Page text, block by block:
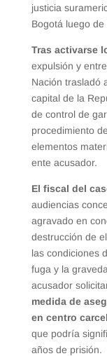
justicia
Bogotá luego
Tras activarse
expulsión y
Nación trasladó
capital de la
de control de
procedimiento
elementos
ente acusador.
El fiscal del
audiencias
agravado en
destrucción de
las condiciones
fuga y la
acusador
medida de
en centro
que podría
años de prisión.